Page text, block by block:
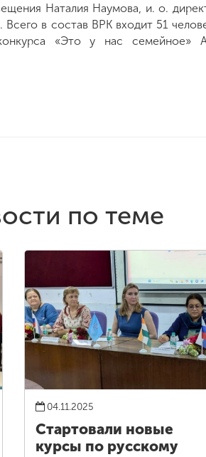
Наталия Наумова, и. о.
в состав ВРК входит 51
«Это у нас
по теме
04.11.2025
Стартовали новые
курсы по русскому